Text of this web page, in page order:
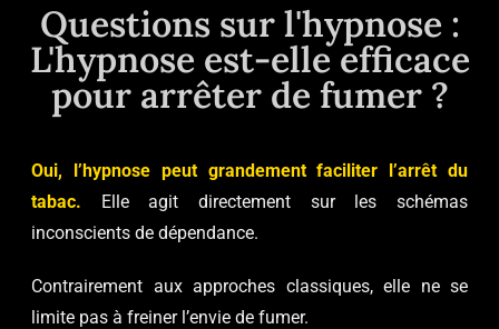
Questions sur l'hypnose :
L'hypnose est-elle efficace
pour arrêter de fumer ?
Oui, l’hypnose peut grandement faciliter l’arrêt du
tabac. Elle agit directement sur les schémas
inconscients de dépendance.
Contrairement aux approches classiques, elle ne se
limite pas à freiner l’envie de fumer.